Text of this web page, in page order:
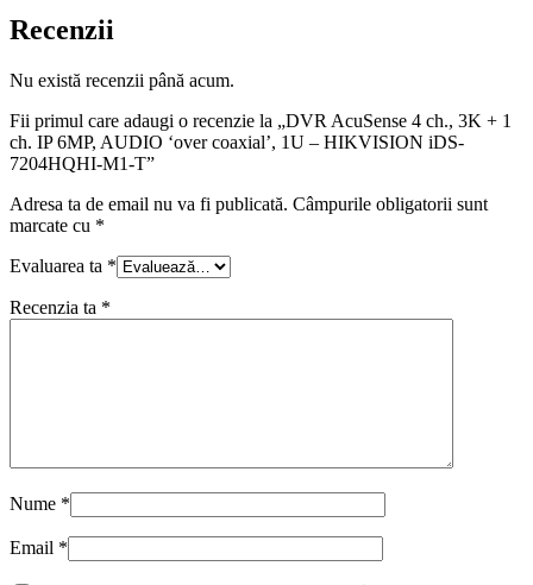
Recenzii
Nu există recenzii până acum.
Fii primul care adaugi o recenzie la „DVR AcuSense 4 ch., 3K + 1
ch. IP 6MP, AUDIO ‘over coaxial’, 1U – HIKVISION iDS-
7204HQHI-M1-T”
Adresa ta de email nu va fi publicată. Câmpurile obligatorii sunt
marcate cu *
Evaluarea ta *
Recenzia ta *
Nume *
Email *